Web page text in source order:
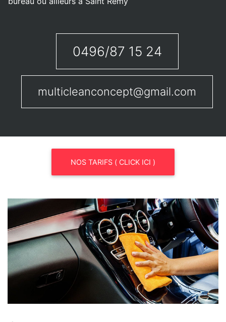
0496/87 15 24
multicleanconcept@gmail.com
NOS TARIFS ( CLICK ICI )